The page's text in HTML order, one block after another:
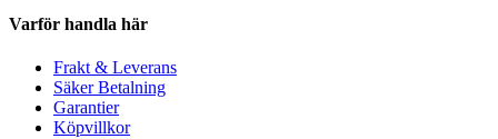
Varför handla här
Frakt & Leverans
Säker Betalning
Garantier
Köpvillkor